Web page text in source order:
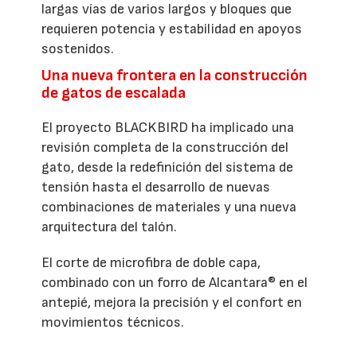
largas vías de varios largos y bloques que
requieren potencia y estabilidad en apoyos
sostenidos.
Una nueva frontera en la construcción
de gatos de escalada
El proyecto BLACKBIRD ha implicado una
revisión completa de la construcción del
gato, desde la redefinición del sistema de
tensión hasta el desarrollo de nuevas
combinaciones de materiales y una nueva
arquitectura del talón.
El corte de microfibra de doble capa,
combinado con un forro de Alcantara® en el
antepié, mejora la precisión y el confort en
movimientos técnicos.